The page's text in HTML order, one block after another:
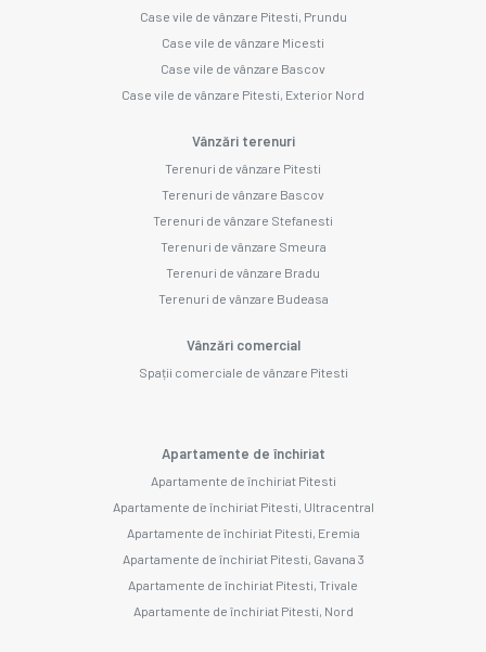
Case vile de vânzare Pitesti, Prundu
Case vile de vânzare Micesti
Case vile de vânzare Bascov
Case vile de vânzare Pitesti, Exterior Nord
Vânzări terenuri
Terenuri de vânzare Pitesti
Terenuri de vânzare Bascov
Terenuri de vânzare Stefanesti
Terenuri de vânzare Smeura
Terenuri de vânzare Bradu
Terenuri de vânzare Budeasa
Vânzări comercial
Spații comerciale de vânzare Pitesti
Apartamente de închiriat
Apartamente de închiriat Pitesti
Apartamente de închiriat Pitesti, Ultracentral
Apartamente de închiriat Pitesti, Eremia
Apartamente de închiriat Pitesti, Gavana 3
Apartamente de închiriat Pitesti, Trivale
Apartamente de închiriat Pitesti, Nord